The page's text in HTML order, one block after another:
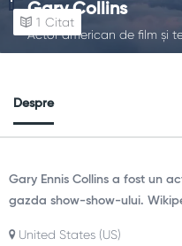
Gary Collins
Actor american de film și
1 Citat
Despre
Gary Ennis Collins a fost un
gazda show-show-ului.
United States (US)